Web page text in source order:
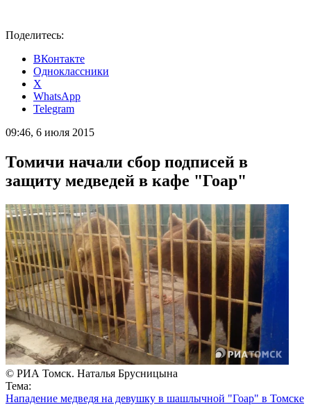
Поделитесь:
ВКонтакте
Одноклассники
X
WhatsApp
Telegram
09:46, 6 июля 2015
Томичи начали сбор подписей в
защиту медведей в кафе "Гоар"
© РИА Томск. Наталья Брусницына
Тема:
Нападение медведя на девушку в шашлычной "Гоар" в Томске